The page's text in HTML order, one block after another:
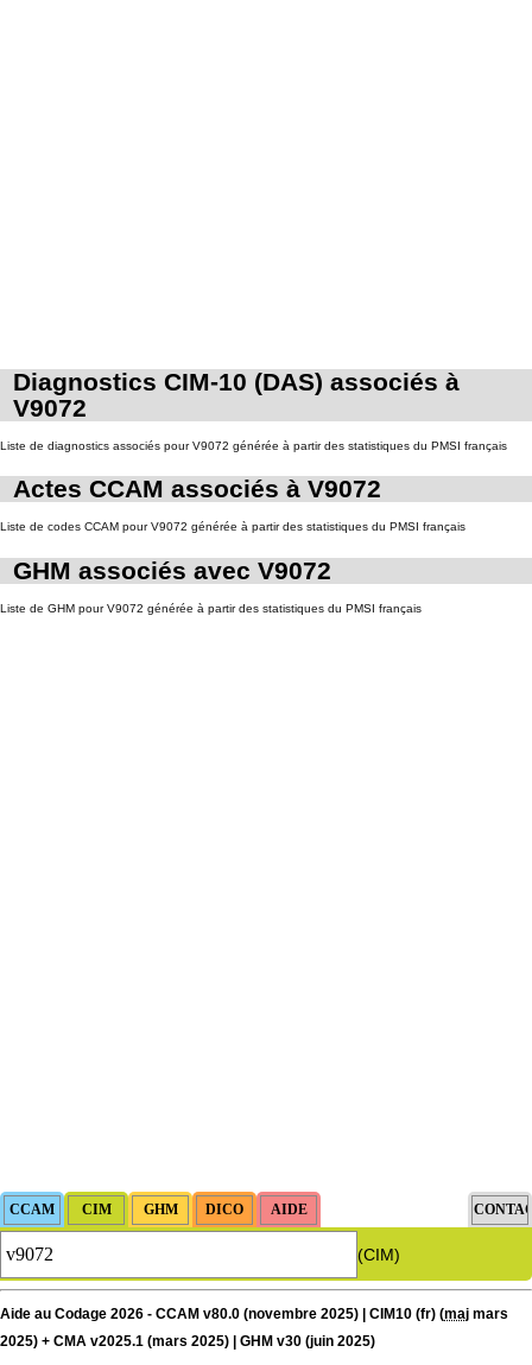
Diagnostics CIM-10 (DAS) associés à
V9072
Liste de diagnostics associés pour V9072 générée à partir des statistiques du PMSI français
Actes CCAM associés à V9072
Liste de codes CCAM pour V9072 générée à partir des statistiques du PMSI français
GHM associés avec V9072
Liste de GHM pour V9072 générée à partir des statistiques du PMSI français
(CIM)
Aide au Codage 2026 - CCAM v80.0 (novembre 2025) | CIM10 (fr) (maj mars
2025) + CMA v2025.1 (mars 2025) | GHM v30 (juin 2025)